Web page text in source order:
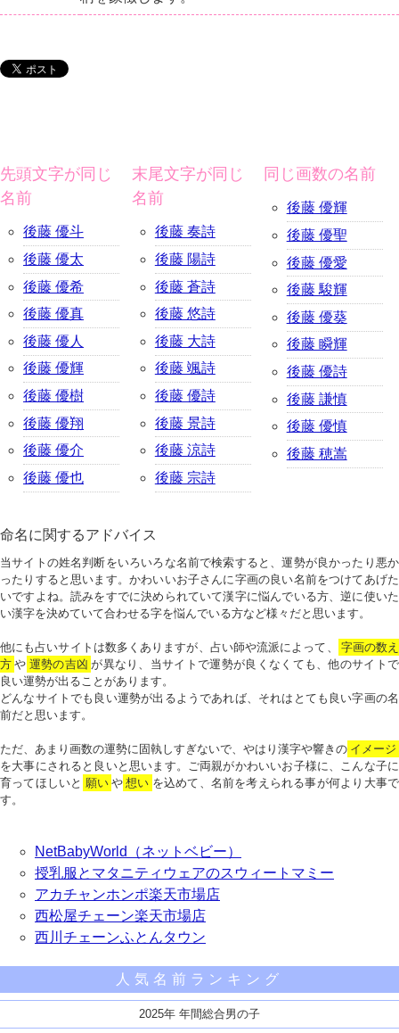
先頭文字が同じ
名前
後藤 優斗
後藤 優太
後藤 優希
後藤 優真
後藤 優人
後藤 優輝
後藤 優樹
後藤 優翔
後藤 優介
後藤 優也
末尾文字が同じ
名前
後藤 奏詩
後藤 陽詩
後藤 蒼詩
後藤 悠詩
後藤 大詩
後藤 颯詩
後藤 優詩
後藤 景詩
後藤 涼詩
後藤 宗詩
同じ画数の名前
後藤 優輝
後藤 優聖
後藤 優愛
後藤 駿輝
後藤 優葵
後藤 瞬輝
後藤 優詩
後藤 謙慎
後藤 優慎
後藤 穂嵩
命名に関するアドバイス
当サイトの姓名判断をいろいろな名前で検索すると、運勢が良かったり悪か
ったりすると思います。かわいいお子さんに字画の良い名前をつけてあげた
いですよね。読みをすでに決められていて漢字に悩んでいる方、逆に使いた
い漢字を決めていて合わせる字を悩んでいる方など様々だと思います。
他にも占いサイトは数多くありますが、占い師や流派によって、
字画の数え
方 や 運勢の吉凶 が異なり、当サイトで運勢が良くなくても、他のサイトで
良い運勢が出ることがあります。
どんなサイトでも良い運勢が出るようであれば、それはとても良い字画の名
前だと思います。
ただ、あまり画数の運勢に固執しすぎないで、やはり漢字や響きの イメージ
を大事にされると良いと思います。ご両親がかわいいお子様に、こんな子に
育ってほしいと 願い や 想い を込めて、名前を考えられる事が何より大事で
す。
NetBabyWorld（ネットベビー）
授乳服とマタニティウェアのスウィートマミー
アカチャンホンポ楽天市場店
西松屋チェーン楽天市場店
西川チェーンふとんタウン
人気名前ランキング
2025年 年間総合男の子